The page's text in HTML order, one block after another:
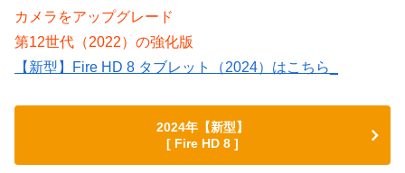
カメラをアップグレード
第12世代（2022）の強化版
【新型】Fire HD 8 タブレット（2024）はこちら_
2024年【新型】
[ Fire HD 8 ]